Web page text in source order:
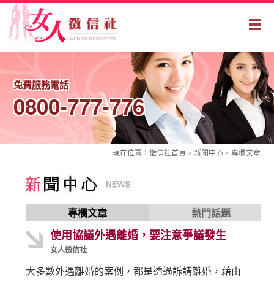
免費服務電話
0800-777-776
現在位置： 徵信社首頁 > 新聞中心 > 專欄文章
專欄文章 熱門話題
使用協議外遇離婚，要注意爭議發生
女人徵信社
大多數外遇離婚的案例，都是透過訴請離婚，藉由